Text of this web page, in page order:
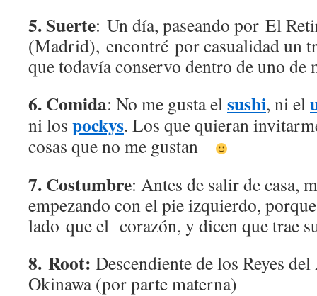
5. Suerte: Un día, paseando por El
(Madrid), encontré por casualidad un
que todavía conservo dentro de uno
6. Comida: No me gusta elsushi, ni el
ni los pockys. Los que quieran
cosas que no me gustan
7. Costumbre: Antes de salir de casa,
empezando con el pie izquierdo,
lado que el corazón, y dicen que trae
8. Root: Descendiente de los Reyes
Okinawa (por parte materna)